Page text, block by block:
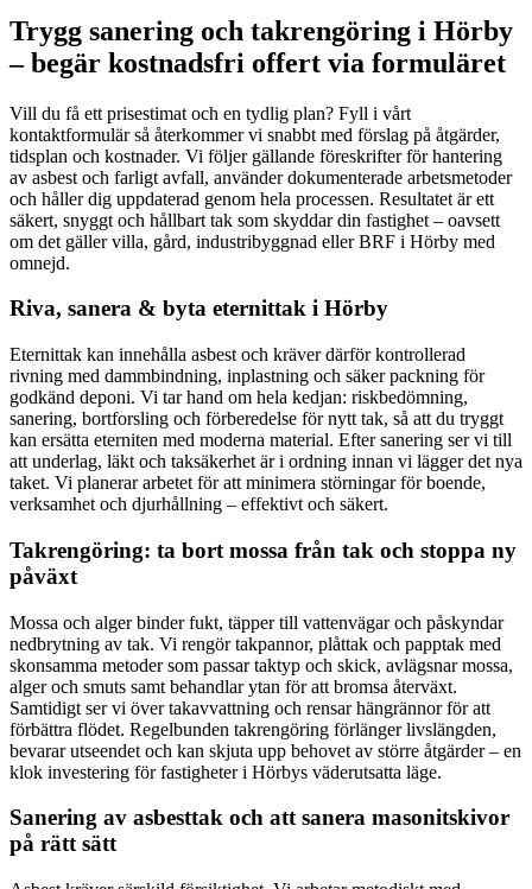
Trygg sanering och takrengöring i Hörby
– begär kostnadsfri offert via formuläret
Vill du få ett prisestimat och en tydlig plan? Fyll i vårt
kontaktformulär så återkommer vi snabbt med förslag på åtgärder,
tidsplan och kostnader. Vi följer gällande föreskrifter för hantering
av asbest och farligt avfall, använder dokumenterade arbetsmetoder
och håller dig uppdaterad genom hela processen. Resultatet är ett
säkert, snyggt och hållbart tak som skyddar din fastighet – oavsett
om det gäller villa, gård, industribyggnad eller BRF i Hörby med
omnejd.
Riva, sanera & byta eternittak i Hörby
Eternittak kan innehålla asbest och kräver därför kontrollerad
rivning med dammbindning, inplastning och säker packning för
godkänd deponi. Vi tar hand om hela kedjan: riskbedömning,
sanering, bortforsling och förberedelse för nytt tak, så att du tryggt
kan ersätta eterniten med moderna material. Efter sanering ser vi till
att underlag, läkt och taksäkerhet är i ordning innan vi lägger det nya
taket. Vi planerar arbetet för att minimera störningar för boende,
verksamhet och djurhållning – effektivt och säkert.
Takrengöring: ta bort mossa från tak och stoppa ny
påväxt
Mossa och alger binder fukt, täpper till vattenvägar och påskyndar
nedbrytning av tak. Vi rengör takpannor, plåttak och papptak med
skonsamma metoder som passar taktyp och skick, avlägsnar mossa,
alger och smuts samt behandlar ytan för att bromsa återväxt.
Samtidigt ser vi över takavvattning och rensar hängrännor för att
förbättra flödet. Regelbunden takrengöring förlänger livslängden,
bevarar utseendet och kan skjuta upp behovet av större åtgärder – en
klok investering för fastigheter i Hörbys väderutsatta läge.
Sanering av asbesttak och att sanera masonitskivor
på rätt sätt